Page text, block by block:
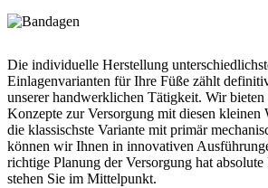
Die individuelle Herstellung
Einlagenvarianten für Ihre Füße zählt
unserer handwerklichen Tätigkeit. Wir
Konzepte zur Versorgung mit diesen kleinen
die klassischste Variante mit primär
können wir Ihnen in innovativen
richtige Planung der Versorgung hat
stehen Sie im Mittelpunkt.